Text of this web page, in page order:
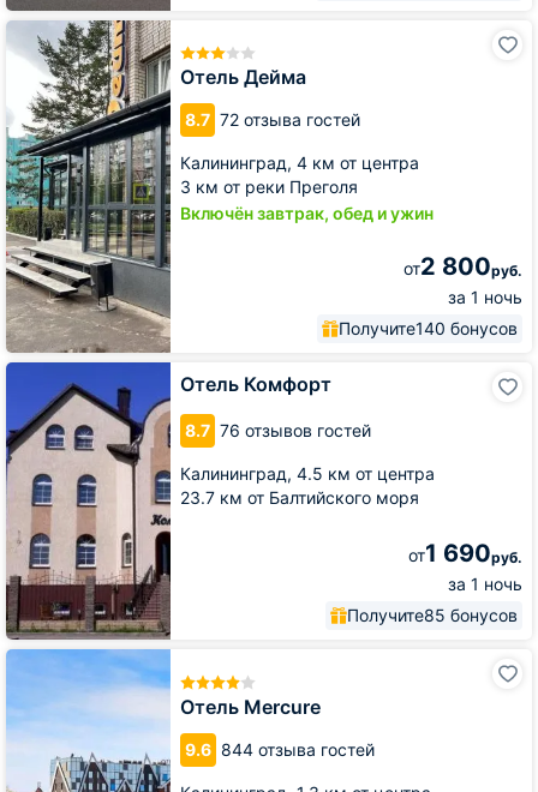
Отель Дейма
8.7 72 отзыва гостей
Калининград, 4 км от центра
3 км от реки Преголя
Включён завтрак, обед и ужин
от2 800руб.
за 1 ночь
Получите140 бонусов
Отель
Дейма
Отель Комфорт
8.7 76 отзывов гостей
Калининград, 4.5 км от центра
23.7 км от Балтийского моря
от1 690руб.
за 1 ночь
Получите85 бонусов
Отель
Комфорт
Отель Mercure
9.6 844 отзыва гостей
Отель